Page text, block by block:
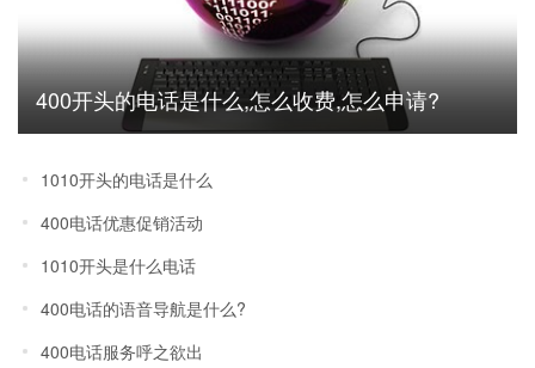
400开头的电话是什么,怎么收费,怎么申请?
1010开头的电话是什么
400电话优惠促销活动
1010开头是什么电话
400电话的语音导航是什么?
400电话服务呼之欲出